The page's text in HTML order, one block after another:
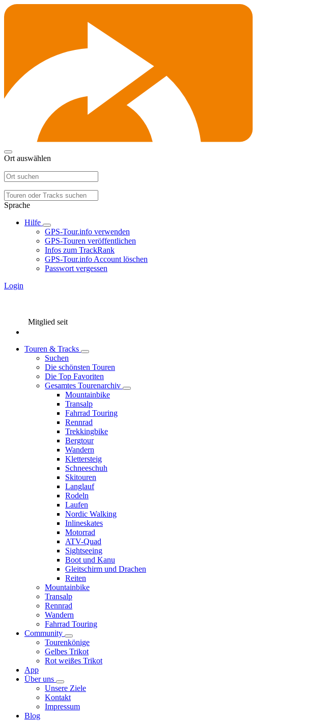
Ort auswählen
Sprache
Hilfe
GPS-Tour.info verwenden
GPS-Touren veröffentlichen
Infos zum TrackRank
GPS-Tour.info Account löschen
Passwort vergessen
Login
Mitglied seit
Touren & Tracks
Suchen
Die schönsten Touren
Die Top Favoriten
Gesamtes Tourenarchiv
Mountainbike
Transalp
Fahrrad Touring
Rennrad
Trekkingbike
Bergtour
Wandern
Klettersteig
Schneeschuh
Skitouren
Langlauf
Rodeln
Laufen
Nordic Walking
Inlineskates
Motorrad
ATV-Quad
Sightseeing
Boot und Kanu
Gleitschirm und Drachen
Reiten
Mountainbike
Transalp
Rennrad
Wandern
Fahrrad Touring
Community
Tourenkönige
Gelbes Trikot
Rot weißes Trikot
App
Über uns
Unsere Ziele
Kontakt
Impressum
Blog